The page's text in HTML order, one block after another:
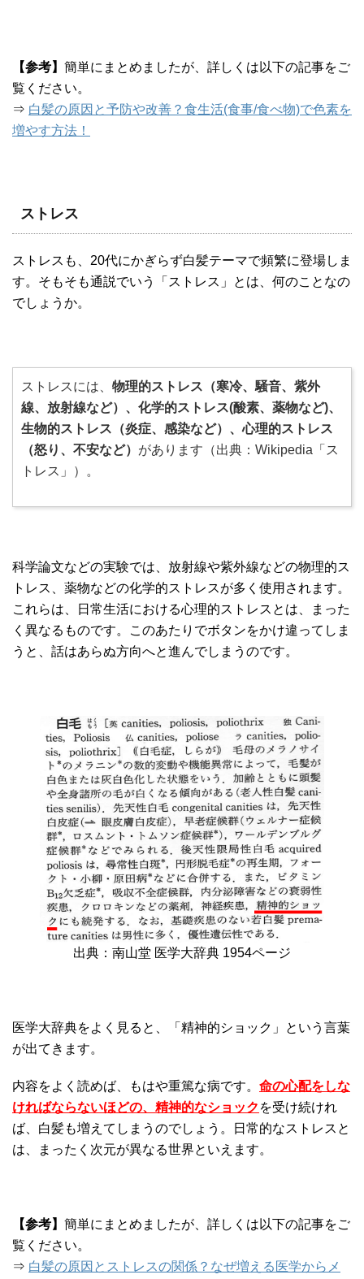
【参考】 簡単にまとめましたが、詳しくは以下の記事をご
覧ください。
⇒ 白髪の原因と予防や改善？食生活(食事/食べ物)で色素を
増やす方法！
ストレス
ストレスも、20代にかぎらず白髪テーマで頻繁に登場しま
す。そもそも通説でいう「ストレス」とは、何のことなの
でしょうか。
ストレスには、 物理的ストレス（寒冷、騒音、紫外
線、放射線など）、化学的ストレス(酸素、薬物など)、
生物的ストレス（炎症、感染など）、心理的ストレス
（怒り、不安など） があります（出典：Wikipedia「ス
トレス」）。
科学論文などの実験では、放射線や紫外線などの物理的ス
トレス、薬物などの化学的ストレスが多く使用されます。
これらは、日常生活における心理的ストレスとは、まった
く異なるものです。このあたりでボタンをかけ違ってしま
うと、話はあらぬ方向へと進んでしまうのです。
出典：南山堂 医学大辞典 1954ページ
医学大辞典をよく見ると、「精神的ショック」という言葉
が出てきます。
内容をよく読めば、もはや重篤な病です。 命の心配をしな
ければならないほどの、精神的なショック を受け続けれ
ば、白髪も増えてしまうのでしょう。日常的なストレスと
は、まったく次元が異なる世界といえます。
【参考】 簡単にまとめましたが、詳しくは以下の記事をご
覧ください。
⇒ 白髪の原因とストレスの関係？なぜ増える医学からメ